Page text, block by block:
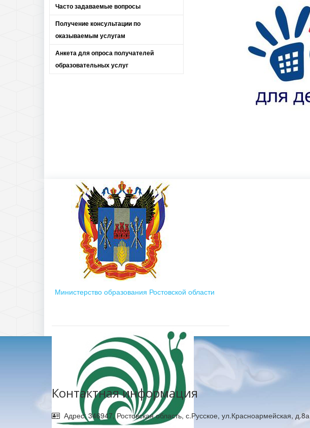
Часто задаваемые вопросы
Получение консультации по
оказываемым услугам
Анкета для опроса получателей
образовательных услуг
Министерство образования Ростовской области
Контактная информация
Адрес: 346947, Ростовская область, с.Русское, ул.Красноармейская, д.8а